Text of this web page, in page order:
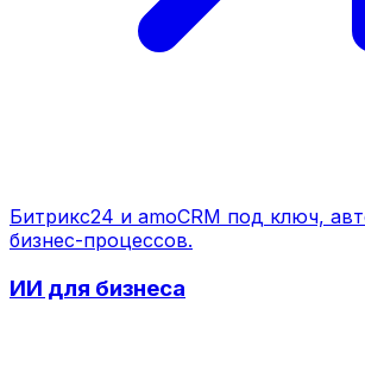
Битрикс24 и amoCRM под ключ,
бизнес-процессов.
ИИ для бизнеса